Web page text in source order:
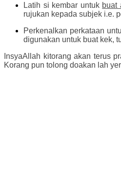
Latih si kembar untuk buat
rujukan kepada subjek i.e.
Perkenalkan perkataan
digunakan untuk buat kek,
InsyaAllah kitorang akan terus
Korang pun tolong doakan lah